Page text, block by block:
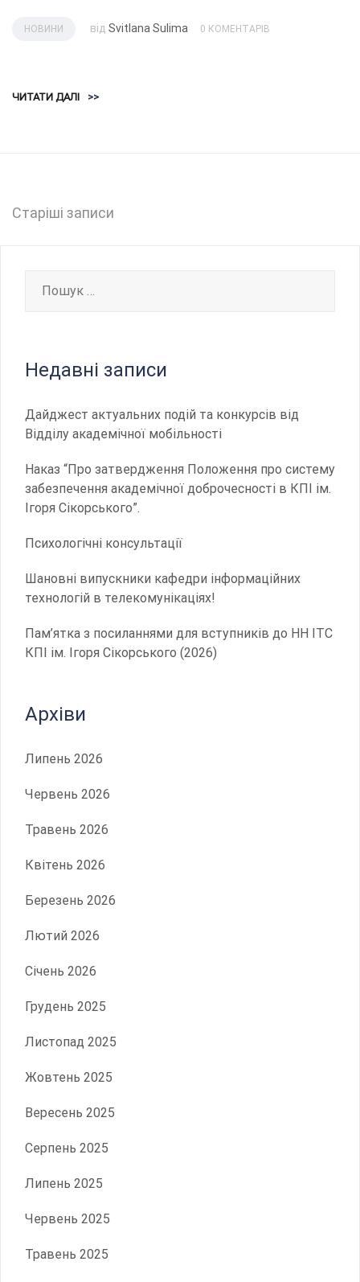
НОВИНИ від Svitlana Sulima 0 КОМЕНТАРІВ
ЧИТАТИ ДАЛІ >>
Навігація
Старіші записи
Недавні записи
Дайджест актуальних подій та конкурсів від
Відділу академічної мобільності
Наказ “Про затвердження Положення про систему
забезпечення академічної доброчесності в КПІ ім.
Ігоря Сікорського”.
Психологічні консультації
Шановні випускники кафедри інформаційних
технологій в телекомунікаціях!
Пам’ятка з посиланнями для вступників до НН ІТС
КПІ ім. Ігоря Сікорського (2026)
Архіви
Липень 2026
Червень 2026
Травень 2026
Квітень 2026
Березень 2026
Лютий 2026
Січень 2026
Грудень 2025
Листопад 2025
Жовтень 2025
Вересень 2025
Серпень 2025
Липень 2025
Червень 2025
Травень 2025